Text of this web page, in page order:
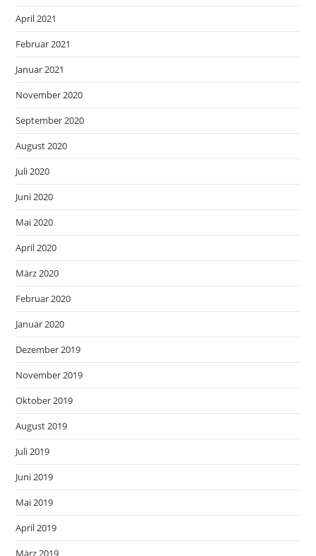
April 2021
Februar 2021
Januar 2021
November 2020
September 2020
August 2020
Juli 2020
Juni 2020
Mai 2020
April 2020
März 2020
Februar 2020
Januar 2020
Dezember 2019
November 2019
Oktober 2019
August 2019
Juli 2019
Juni 2019
Mai 2019
April 2019
März 2019